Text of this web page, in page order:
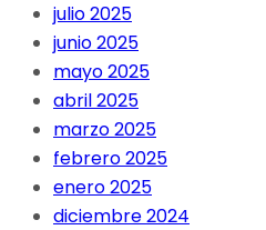
julio 2025
junio 2025
mayo 2025
abril 2025
marzo 2025
febrero 2025
enero 2025
diciembre 2024